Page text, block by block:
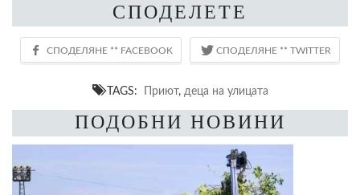
СПОДЕЛЕТЕ
TAGS: Приют, деца на улицата
ПОДОБНИ НОВИНИ